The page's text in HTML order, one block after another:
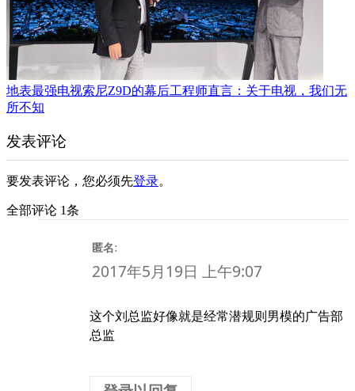
地表最强电视索尼Z9D的幕后工程师直言：关于电视，我们无
所不知
发表评论
要发表评论，您必须先登录。
全部评论 1条
匿名:
2017年5月19日 上午9:07
这个刘总监好像就是经常潜规则男模的广告部
总监